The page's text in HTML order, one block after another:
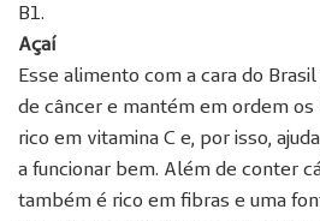
B1.
Açaí
Esse alimento com a cara do
de câncer e mantém em ordem
rico em vitamina C e, por isso,
a funcionar bem. Além de conter
também é rico em fibras e uma